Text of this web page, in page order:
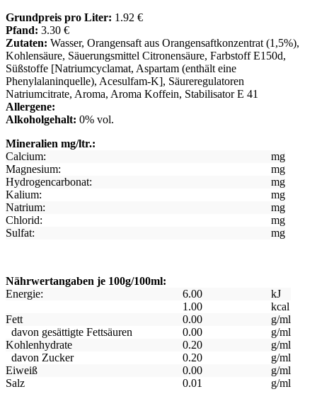
Grundpreis pro Liter: 1.92 €
Pfand: 3.30 €
Zutaten: Wasser, Orangensaft aus Orangensaftkonzentrat (1,5%),
Kohlensäure, Säuerungsmittel Citronensäure, Farbstoff E150d,
Süßstoffe [Natriumcyclamat, Aspartam (enthält eine
Phenylalaninquelle), Acesulfam-K], Säureregulatoren
Natriumcitrate, Aroma, Aroma Koffein, Stabilisator E 41
Allergene:
Alkoholgehalt: 0% vol.
Mineralien mg/ltr.:
Calcium:
mg
Magnesium:
mg
Hydrogencarbonat:
mg
Kalium:
mg
Natrium:
mg
Chlorid:
mg
Sulfat:
mg
Nährwertangaben je 100g/100ml:
Energie:
6.00
kJ
1.00
kcal
Fett
0.00
g/ml
davon gesättigte Fettsäuren
0.00
g/ml
Kohlenhydrate
0.20
g/ml
davon Zucker
0.20
g/ml
Eiweiß
0.00
g/ml
Salz
0.01
g/ml